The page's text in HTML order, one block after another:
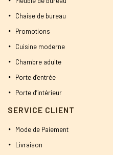
Chaise de bureau
Promotions
Cuisine moderne
Chambre adulte
Porte d’entrée
Porte d’intérieur
SERVICE CLIENT
Mode de Paiement
Livraison